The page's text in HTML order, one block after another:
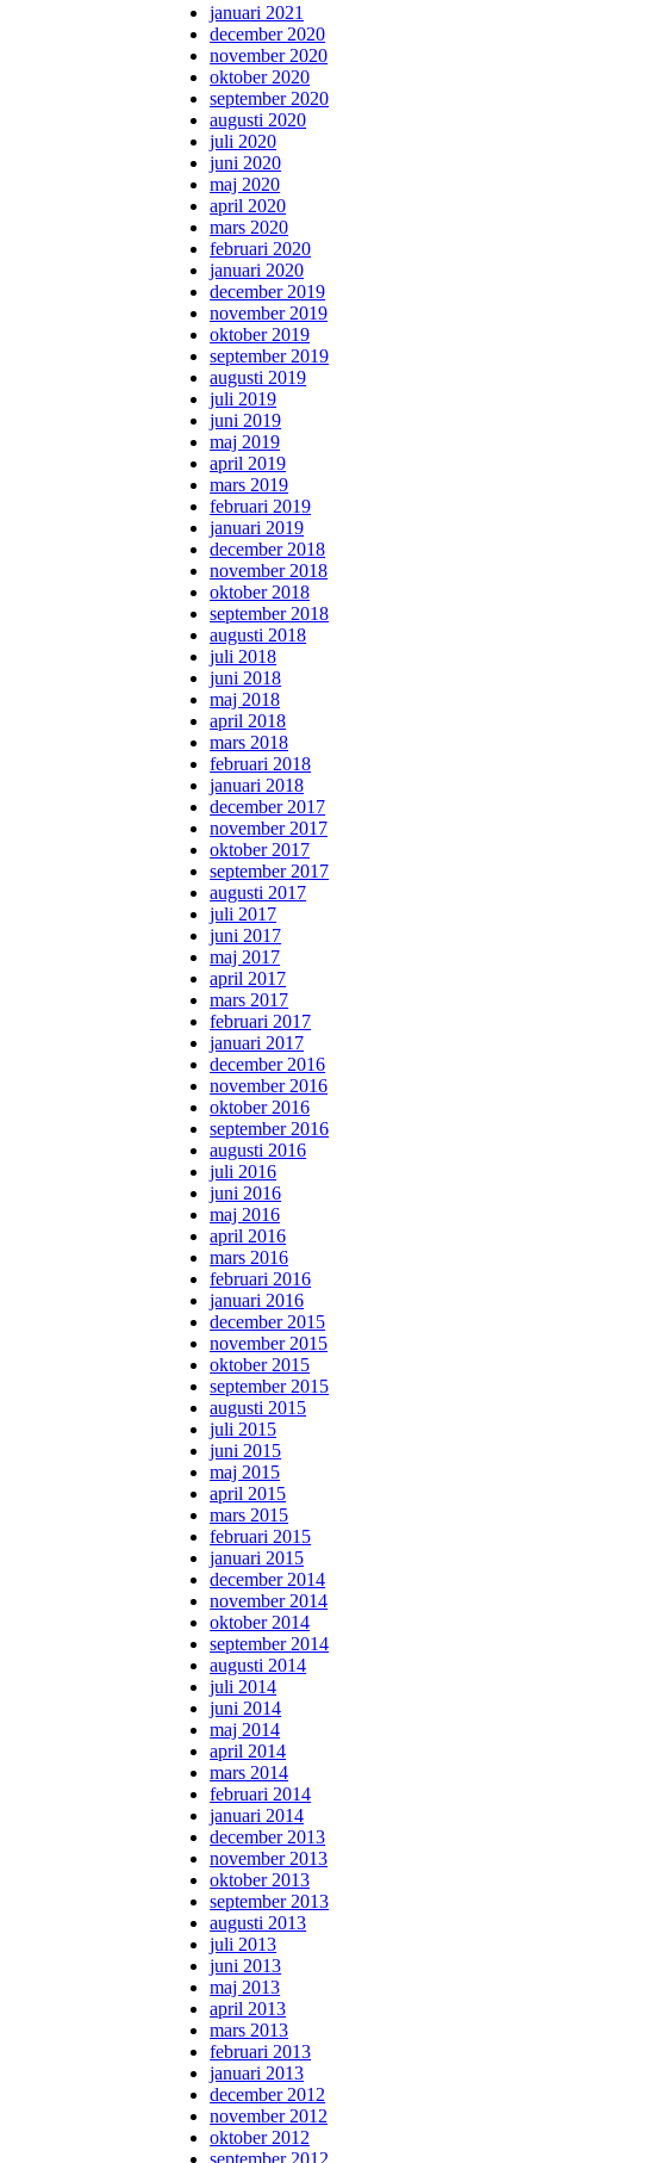
januari 2021
december 2020
november 2020
oktober 2020
september 2020
augusti 2020
juli 2020
juni 2020
maj 2020
april 2020
mars 2020
februari 2020
januari 2020
december 2019
november 2019
oktober 2019
september 2019
augusti 2019
juli 2019
juni 2019
maj 2019
april 2019
mars 2019
februari 2019
januari 2019
december 2018
november 2018
oktober 2018
september 2018
augusti 2018
juli 2018
juni 2018
maj 2018
april 2018
mars 2018
februari 2018
januari 2018
december 2017
november 2017
oktober 2017
september 2017
augusti 2017
juli 2017
juni 2017
maj 2017
april 2017
mars 2017
februari 2017
januari 2017
december 2016
november 2016
oktober 2016
september 2016
augusti 2016
juli 2016
juni 2016
maj 2016
april 2016
mars 2016
februari 2016
januari 2016
december 2015
november 2015
oktober 2015
september 2015
augusti 2015
juli 2015
juni 2015
maj 2015
april 2015
mars 2015
februari 2015
januari 2015
december 2014
november 2014
oktober 2014
september 2014
augusti 2014
juli 2014
juni 2014
maj 2014
april 2014
mars 2014
februari 2014
januari 2014
december 2013
november 2013
oktober 2013
september 2013
augusti 2013
juli 2013
juni 2013
maj 2013
april 2013
mars 2013
februari 2013
januari 2013
december 2012
november 2012
oktober 2012
september 2012